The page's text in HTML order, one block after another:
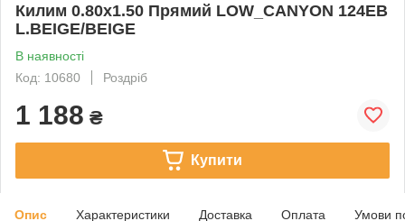
Килим 0.80х1.50 Прямий LOW_CANYON 124EB
L.BEIGE/BEIGE
В наявності
Код: 10680
Роздріб
1 188 ₴
Купити
Опис Характеристики Доставка Оплата Умови